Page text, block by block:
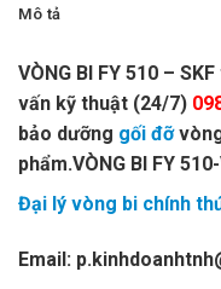
Mô tả
VÒNG BI FY 510 –
vấn kỹ thuật (24/7)
bảo dưỡng gối đỡ
phẩm.VÒNG BI FY
Đại lý vòng bi chính
Email: